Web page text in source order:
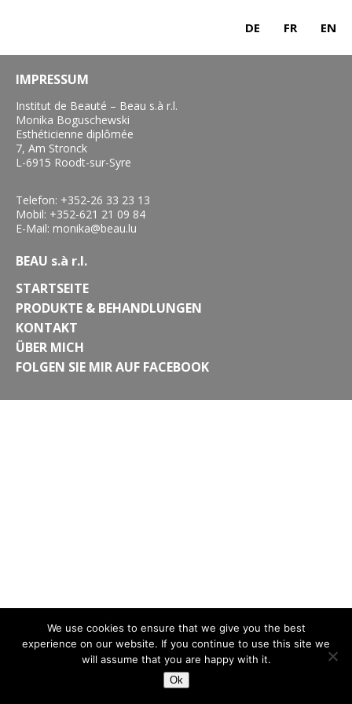
DE FR EN
IMPRESSUM
Institut de Beauté – Beau s.à r.l.
Monika Boguschewski
Esthéticienne diplômée
7, Am Stronck
L-6915 Roodt-sur-Syre
Telefon: +352-26 33 23 13
Mobil: +352-621 21 09 84
E-Mail: monika@beau.lu
BEAU s.à r.l.
STARTSEITE
PRODUKTE & BEHANDLUNGEN
KONTAKT
ÜBER MICH
FOLGEN SIE MIR AUF FACEBOOK
We use cookies to ensure that we give you the best
experience on our website. If you continue to use this site we
will assume that you are happy with it.
Ok